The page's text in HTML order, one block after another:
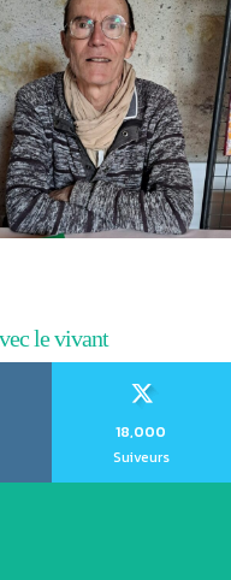
le vivant
18,000
Suiveurs